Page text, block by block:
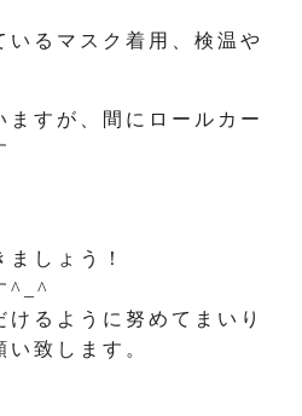
いるマスク着用、検温や
ますが、間にロールカー
しょう！
^_^
るように努めてまいり
致します。